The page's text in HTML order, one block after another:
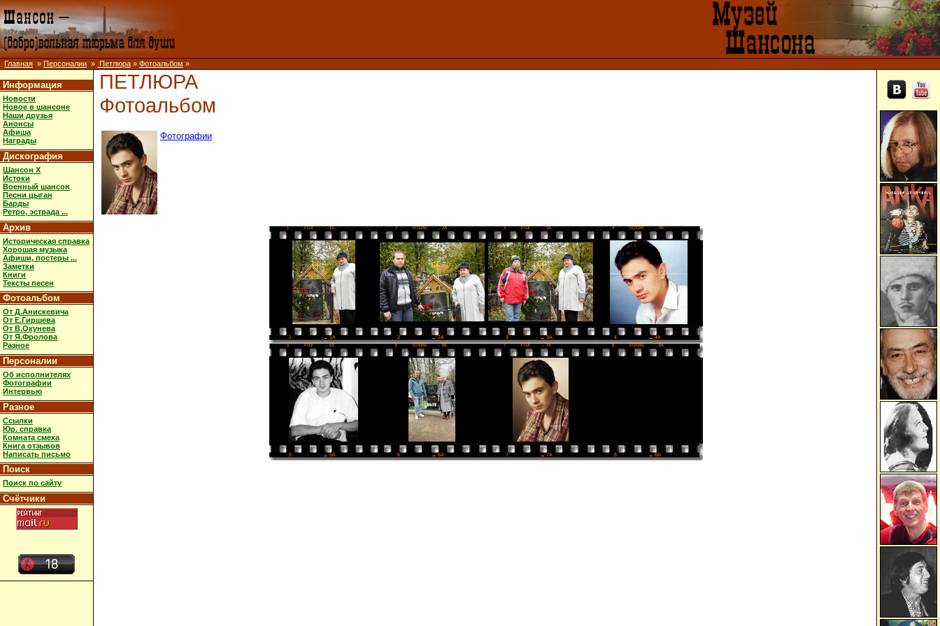
Главная » Персоналии » Петлюра » Фотоальбом »
Информация
Новости
Новое в шансоне
Наши друзья
Анонсы
Афиша
Награды
Дискография
Шансон X
Истоки
Военный шансон
Песни цыган
Барды
Ретро, эстрада ...
Архив
Историческая справка
Хорошая музыка
Афиши, постеры ...
Заметки
Книги
Тексты песен
Фотоальбом
От Д.Анискевича
От Е.Гиршева
От В.Окунева
От Я.Фролова
Разное
Персоналии
Об исполнителях
Фотографии
Интервью
Разное
Ссылки
Юр. справка
Комната смеха
Книга отзывов
Написать письмо
Поиск
Поиск по сайту
Счётчики
ПЕТЛЮРА
Фотоальбом
Фотографии
1 FUJI → 1A 2 KODAK → 2A 3 FUJI → 3A 4 KODAK → 4A
1 → 1A 2 → 2A 3 → 3A 4 → 4A
5 FUJI → 5A 6 KODAK → 6A 7 FUJI → 7A 8 KODAK → 8A
5 → 5A 6 → 6A 7 → 7A 8 → 8A